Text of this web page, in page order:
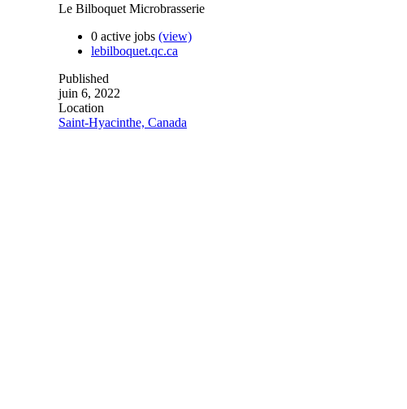
Le Bilboquet Microbrasserie
0 active jobs (view)
lebilboquet.qc.ca
Published
juin 6, 2022
Location
Saint-Hyacinthe, Canada